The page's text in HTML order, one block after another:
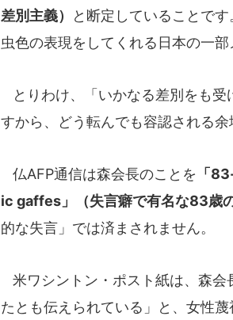
差別主義）
と断定していることで
虫色の表現をしてくれる日本の一
とりわけ、「いかなる差別をも受
すから、どう転んでも容認される余
仏AFP通信は森会長のことを 「
ic gaffes」（失言癖で有名な83歳の
的な失言」では済まされません。
米ワシントン・ポスト紙は、森会
たとも伝えられている」と、女性